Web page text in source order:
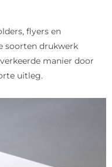
flyers en
soorten drukwerk
manier door
uitleg.